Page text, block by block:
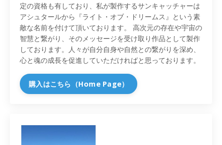
定の資格も有しており、私が製作するサンキャッチャーは
アシュタールから『ライト・オブ・ドリームス』という素
敵な名前を付けて頂いております。 高次元の存在や宇宙の
智慧と繋がり、そのメッセージを受け取り作品として製作
しております。人々が自分自身や自然との繋がりを深め、
心と魂の成長を促進していただければと思っております。
購入はこちら（Home Page）